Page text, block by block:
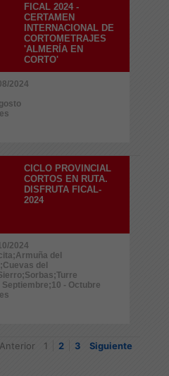
FICAL 2024 -
CERTAMEN
INTERNACIONAL DE
CORTOMETRAJES
'ALMERÍA EN
CORTO'
2024
CICLO PROVINCIAL
CORTOS EN RUTA.
DISFRUTA FICAL-
2024
2024
del
del
- Octubre
Anterior 1 2 3 Siguiente